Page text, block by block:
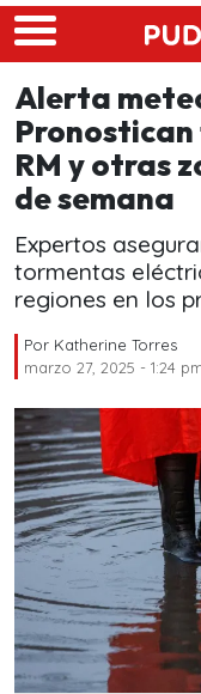
Skip to main content
Alerta
RM y otras
de semana
Expertos
tormentas
regiones en los
Por Katherine Torres
marzo 27, 2025 - 1:24